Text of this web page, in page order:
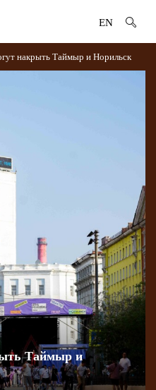
EN
накрыть Таймыр и Норильск
Таймыр и